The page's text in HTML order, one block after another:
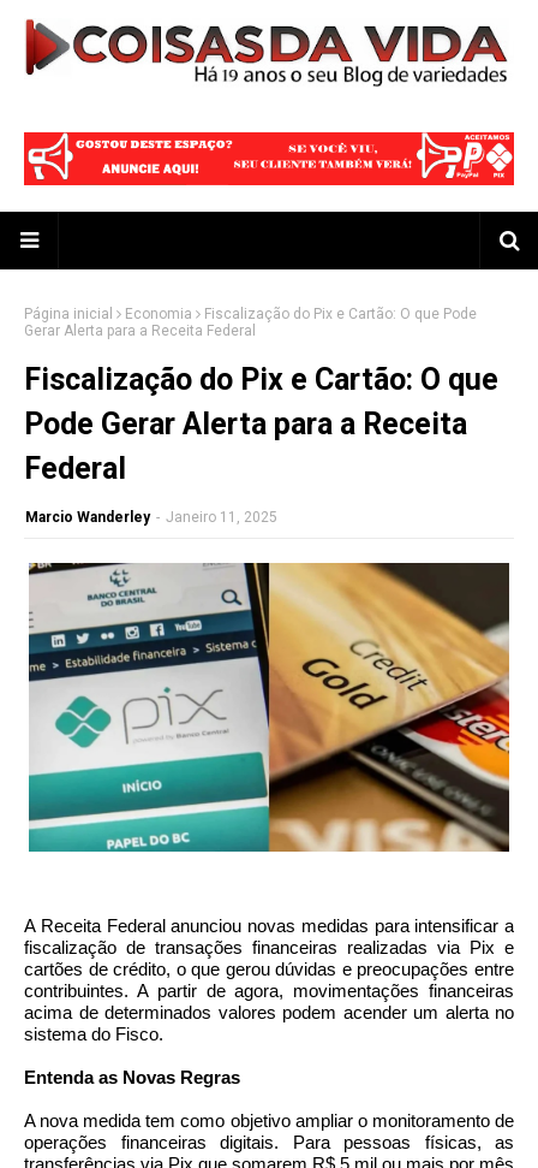
Página inicial Economia
Fiscalização do Pix e Cartão: O que Pode
Gerar Alerta para a Receita Federal
Fiscalização do Pix e Cartão: O que
Pode Gerar Alerta para a Receita
Federal
Marcio Wanderley - Janeiro 11, 2025
A Receita Federal anunciou novas medidas para intensificar a
fiscalização de transações financeiras realizadas via Pix e
cartões de crédito, o que gerou dúvidas e preocupações entre
contribuintes. A partir de agora, movimentações financeiras
acima de determinados valores podem acender um alerta no
sistema do Fisco.
Entenda as Novas Regras
A nova medida tem como objetivo ampliar o monitoramento de
operações financeiras digitais. Para pessoas físicas, as